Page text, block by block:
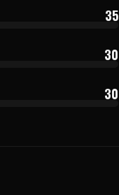
35
30
30